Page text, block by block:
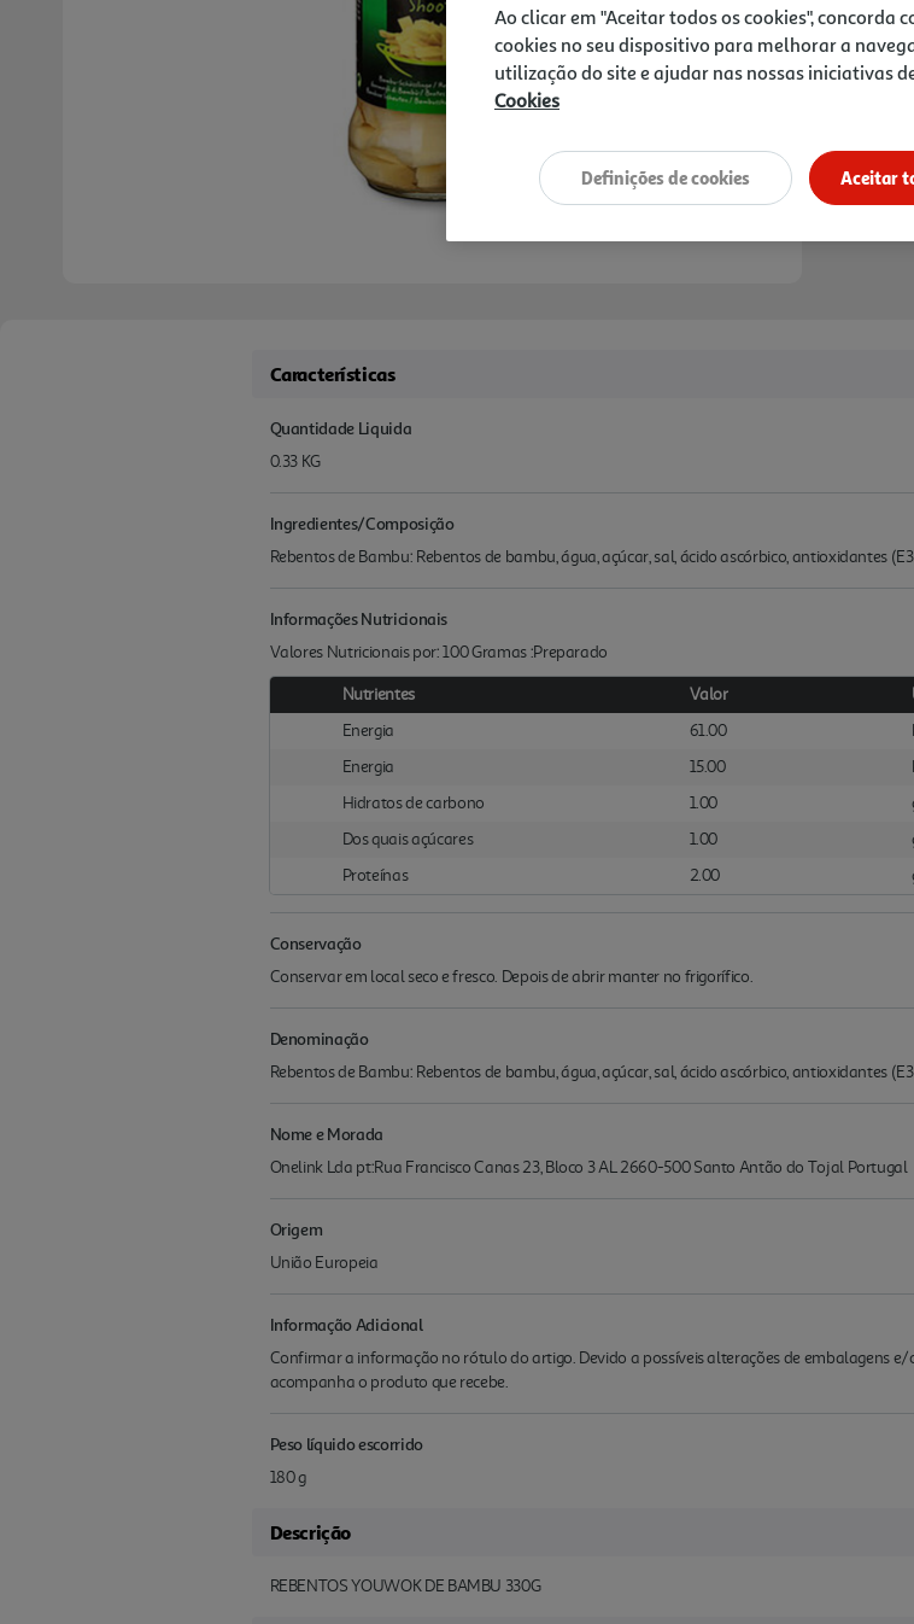
Características
Quantidade Liquida
0.33 KG
Ingredientes/Composição
Rebentos de Bambu: Rebentos de bambu, água, açúcar, sal, ácido ascórbico, antioxidantes
Informações Nutricionais
Valores Nutricionais por: 100 Gramas :Preparado
Nutrientes Valor
Energia
61.00
Energia
15.00
Hidratos de carbono
1.00
Dos quais açúcares
1.00
Proteínas
2.00
Conservação
Conservar em local seco e fresco. Depois de abrir manter no frigorífico.
Denominação
Rebentos de Bambu: Rebentos de bambu, água, açúcar, sal, ácido ascórbico, antioxidantes
Nome e Morada
Onelink Lda pt:Rua Francisco Canas 23, Bloco 3 AL 2660-500 Santo Antão do Tojal Portugal
Origem
União Europeia
Informação Adicional
Confirmar a informação no rótulo do artigo. Devido a possíveis alterações de embalagens
acompanha o produto que recebe.
Peso líquido escorrido
180 g
Descrição
REBENTOS YOUWOK DE BAMBU 330G
Ao clicar em "Aceitar todos os cookies", concorda
cookies no seu dispositivo para melhorar a
utilização do site e ajudar nas nossas iniciativas
Cookies
Aceitar
Definições de cookies